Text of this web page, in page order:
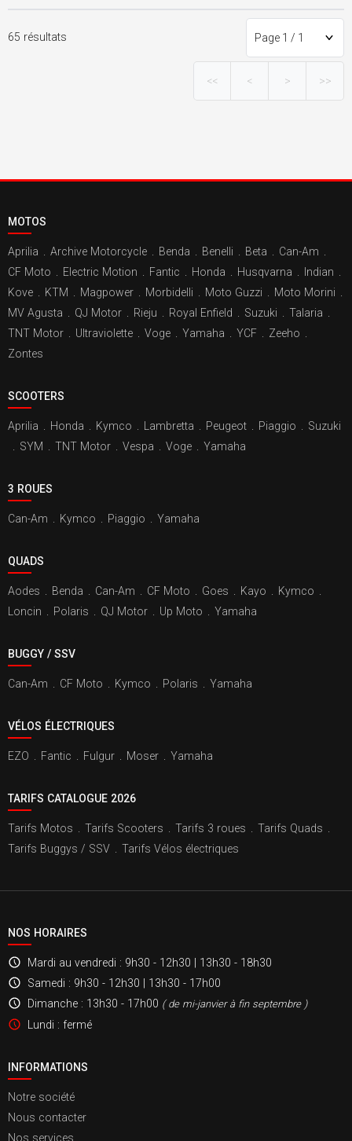
65 résultats
<< < > >>
MOTOS
Aprilia Archive Motorcycle Benda Benelli Beta Can-Am
CF Moto
Electric Motion Fantic Honda Husqvarna Indian
Kove
KTM Magpower Morbidelli Moto Guzzi Moto Morini
MV Agusta
QJ Motor Rieju Royal Enfield Suzuki Talaria
TNT Motor
Ultraviolette Voge Yamaha YCF Zeeho
Zontes
SCOOTERS
Aprilia Honda Kymco Lambretta Peugeot Piaggio
Suzuki
SYM TNT Motor Vespa Voge Yamaha
3 ROUES
Can-Am Kymco Piaggio Yamaha
QUADS
Aodes Benda Can-Am CF Moto Goes Kayo Kymco
Loncin
Polaris QJ Motor Up Moto Yamaha
BUGGY / SSV
Can-Am CF Moto Kymco Polaris Yamaha
VÉLOS ÉLECTRIQUES
EZO Fantic Fulgur Moser Yamaha
TARIFS CATALOGUE 2026
Tarifs Motos Tarifs Scooters Tarifs 3 roues Tarifs Quads
Tarifs Buggys / SSV
Tarifs Vélos électriques
NOS HORAIRES
Mardi au vendredi : 9h30 - 12h30 | 13h30 - 18h30
Samedi : 9h30 - 12h30 | 13h30 - 17h00
Dimanche : 13h30 - 17h00 ( de mi-janvier à fin septembre )
Lundi : fermé
INFORMATIONS
Notre société
Nous contacter
Nos services